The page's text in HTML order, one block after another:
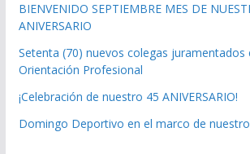
BIENVENIDO SEPTIEMBRE MES DE
ANIVERSARIO
Setenta (70) nuevos colegas juramentados
Orientación Profesional
¡Celebración de nuestro 45 ANIVERSARIO!
Domingo Deportivo en el marco de